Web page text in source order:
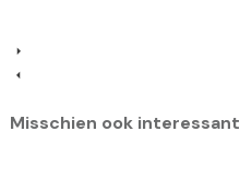
Misschien ook interessant